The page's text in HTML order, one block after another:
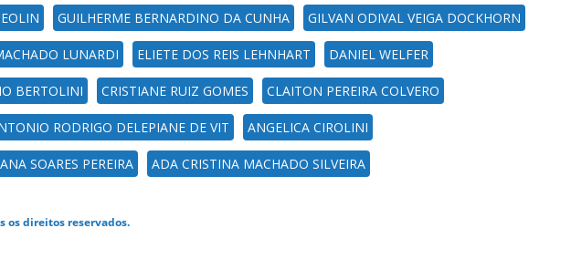
GUILHERME BERNARDINO DA CUNHA GILVAN ODIVAL VEIGA DOCKHORN
LUNARDI ELIETE DOS REIS LEHNHART DANIEL WELFER
BERTOLINI CRISTIANE RUIZ GOMES CLAITON PEREIRA COLVERO
RODRIGO DELEPIANE DE VIT ANGELICA CIROLINI
SOARES PEREIRA ADA CRISTINA MACHADO SILVEIRA
os direitos reservados.